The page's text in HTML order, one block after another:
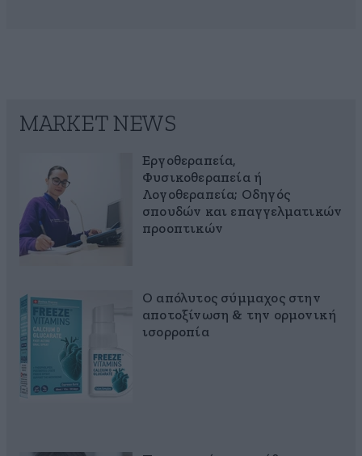
MARKET NEWS
Εργοθεραπεία,
Φυσικοθεραπεία ή
Λογοθεραπεία; Οδηγός
σπουδών και επαγγελματικών
προοπτικών
Ο απόλυτος σύμμαχος στην
αποτοξίνωση & την ορμονική
ισορροπία